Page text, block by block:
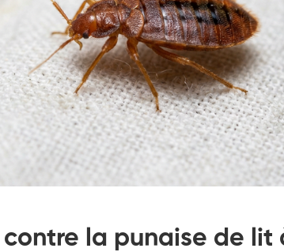
contre la punaise de lit